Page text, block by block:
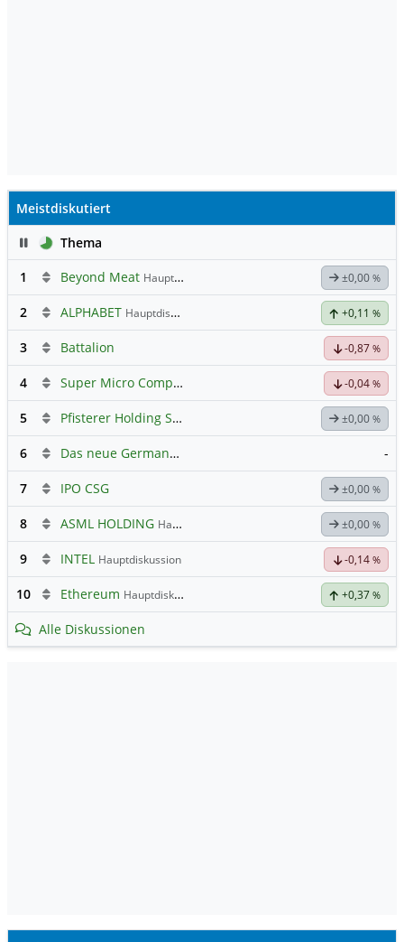
Meistdiskutiert
PauseThema
1
Beyond Meat Hauptdiskussion ±0,00 %
2 ALPHABET Hauptdiskussion +0,11 %
3 Battalion -0,87 %
4 Super Micro Computer -0,04 %
5 Pfisterer Holding SE Inhaber-Akt Hauptdiskussion±0,00 %
6 Das neue Germany 40 Prognose Forum -
7 IPO CSG ±0,00 %
8 ASML HOLDING Hauptdiskussion ±0,00 %
9 INTEL Hauptdiskussion -0,14 %
10 Ethereum Hauptdiskussion +0,37 %
Alle Diskussionen